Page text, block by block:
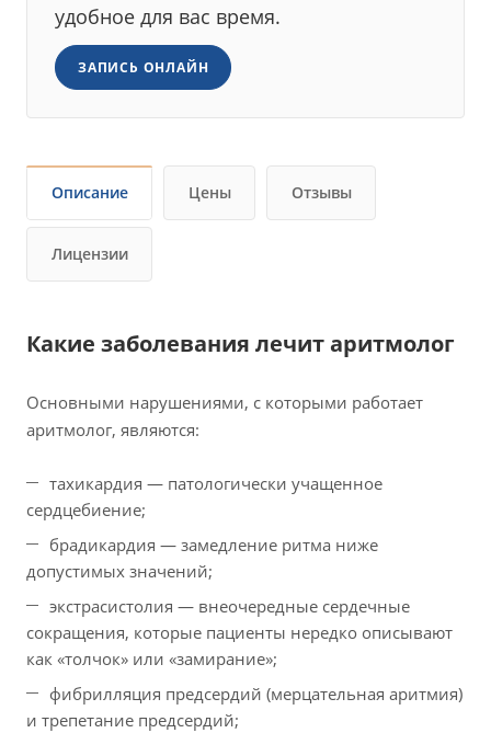
удобное для вас время.
ЗАПИСЬ ОНЛАЙН
Описание Цены Отзывы
Лицензии
Какие заболевания лечит аритмолог
Основными нарушениями, с которыми работает
аритмолог, являются:
тахикардия — патологически учащенное
сердцебиение;
брадикардия — замедление ритма ниже
допустимых значений;
экстрасистолия — внеочередные сердечные
сокращения, которые пациенты нередко описывают
как «толчок» или «замирание»;
фибрилляция предсердий (мерцательная аритмия)
и трепетание предсердий;